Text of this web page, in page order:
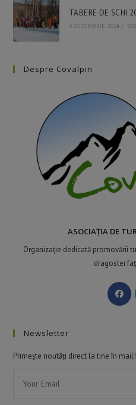
TABERE DE SCHI
3 OCTOMBRIE 2024 / 0
Despre Covalpin
ASOCIAȚIA DE
Organizație dedicată promovării
dragostei
Newsletter
Primește noutăți direct la tine în mail!